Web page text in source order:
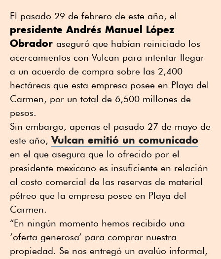
El pasado 29 de febrero de este año, el
presidente Andrés Manuel López
Obrador aseguró que habían reiniciado los
acercamientos con Vulcan para intentar llegar
a un acuerdo de compra sobre las 2,400
hectáreas que esta empresa posee en Playa del
Carmen, por un total de 6,500 millones de
pesos.
Sin embargo, apenas el pasado 27 de mayo de
este año, Vulcan emitió un comunicado
en el que asegura que lo ofrecido por el
presidente mexicano es insuficiente en relación
al costo comercial de las reservas de material
pétreo que la empresa posee en Playa del
Carmen.
“En ningún momento hemos recibido una
‘oferta generosa’ para comprar nuestra
propiedad. Se nos entregó un avalúo informal,